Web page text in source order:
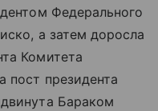
Федерального
а затем доросла
Комитета
президента
Бараком